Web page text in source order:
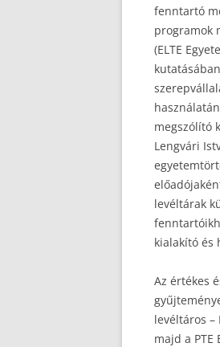
fenntartó
programok
(ELTE
megszólító
Lengvári
levéltárak
kialakító és
Az értékes
levéltáros –
majd a